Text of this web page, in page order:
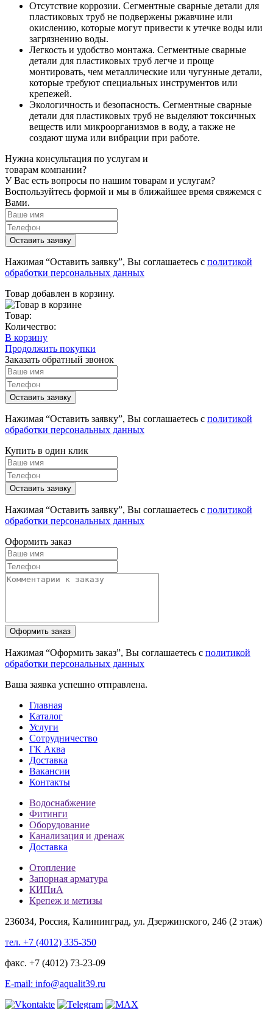
Отсутствие коррозии. Сегментные сварные детали для
пластиковых труб не подвержены ржавчине или
окислению, которые могут привести к утечке воды или
загрязнению воды.
Легкость и удобство монтажа. Сегментные сварные
детали для пластиковых труб легче и проще
монтировать, чем металлические или чугунные детали,
которые требуют специальных инструментов или
крепежей.
Экологичность и безопасность. Сегментные сварные
детали для пластиковых труб не выделяют токсичных
веществ или микроорганизмов в воду, а также не
создают шума или вибрации при работе.
Нужна консультация по услугам и
товарам компании?
У Вас есть вопросы по нашим товарам и услугам?
Воспользуйтесь формой и мы в ближайшее время свяжемся с
Вами.
Нажимая “Оставить заявку”, Вы соглашаетесь с политикой
обработки персональных данных
Товар добавлен в корзину.
Товар:
Количество:
В корзину
Продолжить покупки
Заказать обратный звонок
Нажимая “Оставить заявку”, Вы соглашаетесь с политикой
обработки персональных данных
Купить в один клик
Нажимая “Оставить заявку”, Вы соглашаетесь с политикой
обработки персональных данных
Оформить заказ
Нажимая “Оформить заказ”, Вы соглашаетесь с политикой
обработки персональных данных
Ваша заявка успешно отправлена.
Главная
Каталог
Услуги
Сотрудничество
ГК Аква
Доставка
Вакансии
Контакты
Водоснабжение
Фитинги
Оборудование
Канализация и дренаж
Доставка
Отопление
Запорная арматура
КИПиА
Крепеж и метизы
236034, Россия, Калининград, ул. Дзержинского, 246 (2 этаж)
тел. +7 (4012) 335-350
факс. +7 (4012) 73-23-09
E-mail: info@aqualit39.ru